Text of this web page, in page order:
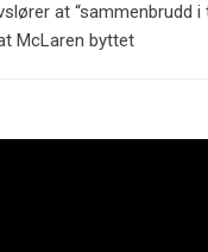
at “sammenbrudd i
McLaren byttet